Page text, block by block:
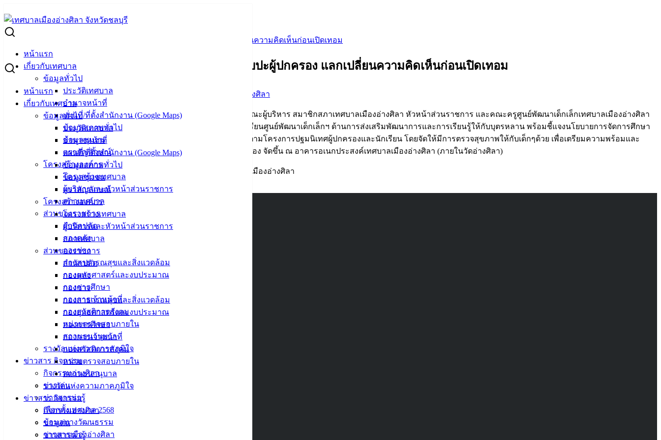
to
content
หน้าแรก
เกี่ยวกับเทศบาล
ข้อมูลทั่วไป
ประวัติเทศบาล
อำนาจหน้าที่
แผนที่/ที่ตั้งสำนักงาน (Google Maps)
ข้อมูลสภาพทั่วไป
ข้อมูลชุมชน
ตราสัญลักษณ์
โครงสร้างองค์กร
โครงสร้างเทศบาล
ผู้บริหารและหัวหน้าส่วนราชการ
สภาเทศบาล
ส่วนของราชการ
สำนักปลัด
กองคลัง
กองช่าง
กองสาธารณสุขและสิ่งแวดล้อม
กองยุทธศาสตร์และงบประมาณ
กองการศึกษา
กองการเจ้าหน้าที่
กองสวัสดิการสังคม
หน่วยตรวจสอบภายใน
สถานธนานุบาล
รางวัลแห่งความภาคภูมิใจ
ข่าวสาร กิจกรรม
กิจกรรมอ่างศิลา
ข่าวเด่น
ข่าวสารน่ารู้
เลือกตั้งเทศบาล 2568
ข้อมูลทางวัฒนธรรม
วารสารเมืองอ่างศิลา
หน้าแรก
เกี่ยวกับเทศบาล
ข้อมูลทั่วไป
ประวัติเทศบาล
อำนาจหน้าที่
แผนที่/ที่ตั้งสำนักงาน (Google Maps)
ข้อมูลสภาพทั่วไป
ข้อมูลชุมชน
ตราสัญลักษณ์
โครงสร้างองค์กร
โครงสร้างเทศบาล
ผู้บริหารและหัวหน้าส่วนราชการ
สภาเทศบาล
ส่วนของราชการ
สำนักปลัด
กองคลัง
กองช่าง
กองสาธารณสุขและสิ่งแวดล้อม
กองยุทธศาสตร์และงบประมาณ
กองการศึกษา
กองการเจ้าหน้าที่
กองสวัสดิการสังคม
หน่วยตรวจสอบภายใน
สถานธนานุบาล
รางวัลแห่งความภาคภูมิใจ
ข่าวสาร กิจกรรม
กิจกรรมอ่างศิลา
ข่าวเด่น
ข่าวสารน่ารู้
Search
for:
เตรียมพร้อมเด็กเล็กก่อนเข้าเรียน ตรวจสุขภาพ พบปะผู้ปกครอง แลกเปลี่ยนความคิดเห็นก่อนเปิดเทอม
เตรียมพร้อมเด็กเล็กก่อนเข้าเรียน ตรวจสุขภาพ พบปะผู้ปกครอง แลกเปลี่ยนความคิดเห็นก่อนเปิดเทอม
พฤษภาคม 13, 2024กรกฎาคม 2, 2024 กิจกรรมอ่างศิลา
(13 พ.ค. 67) นายวินัย พ้นภัยพาล นายกเทศมนตรีเมืองอ่างศิลา พร้อมด้วยคณะผู้บริหาร สมาชิกสภาเทศบาลเมืองอ่างศิลา หัวหน้าส่วนราชการ และคณะครูศูนย์พัฒนาเด็กเล็กเทศบาลเมืองอ่างศิลา
เฉลิมพระเกียรติ ร่วมพบปะพูดคุยแลกเปลี่ยนความคิดเห็นกับผู้ปกครองนักเรียนศูนย์พัฒนาเด็กเล็กฯ ด้านการส่งเสริมพัฒนาการและการเรียนรู้ให้กับบุตรหลาน พร้อมชี้แจงนโยบายการจัดการศึกษา
การบริหารจัดการศูนย์พัฒนาเด็กเล็กฯ การจัดกิจกรรมเด็กเล็กและปฐมวัย ตามโครงการปฐมนิเทศผู้ปกครองและนักเรียน โดยจัดให้มีการตรวจสุขภาพให้กับเด็กๆด้วย เพื่อเตรียมความพร้อมและ
สร้างความสัมพันธ์อันดีระหว่าง เด็ก ครู บุคลากรทางการศึกษาและผู้ปกครอง จัดขึ้น ณ อาคารอเนกประสงค์เทศบาลเมืองอ่างศิลา (ภายในวัดอ่างศิลา)
: งานบริการและเผยแพร่วิชาการ กองยุทธศาสตร์และงบประมาณ เทศบาลเมืองอ่างศิลา
เทศบาลเมืองอ่างศิลา
สำนักงานเทศบาลเมืองอ่างศิลา 90/338 ม.3
ต.เสม็ด อ.เมือง จ.ชลบุรี 20000
บริการประชาชน
ดาวน์โหลดแบบฟอร์ม, เอกสาร
คู่มือสำหรับประชาชน/คู่มือการปฏิบัติงาน
ข่าวสารน่ารู้
ศุนย์ข้อมูลข่าวสารอิเล็กทรอนิกส์
องค์ความรู้ (Knowledge Management)
ติดต่อเทศบาล
สายตรงนายก
ประวัติเทศบาล